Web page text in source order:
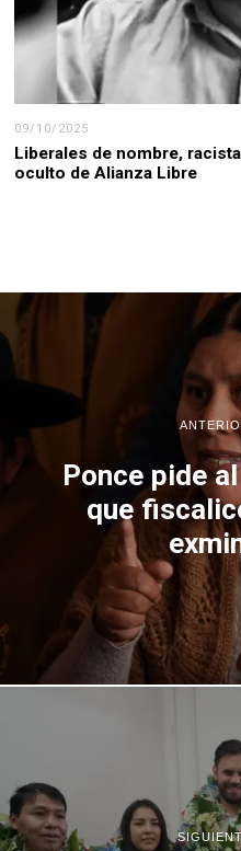
09/10/2025
Liberales de nombre,
oculto de Alianza Libre
Ponce pide
que